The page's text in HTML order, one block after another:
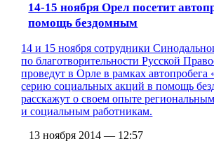
14-15 ноября Орел посетит
помощь бездомным
14 и 15 ноября сотрудники
по благотворительности Русской
проведут в Орле в рамках автопробега
серию социальных акций в помощь
расскажут о своем опыте
и социальным работникам.
13 ноября 2014 — 12:57